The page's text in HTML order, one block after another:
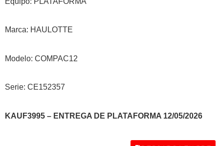
Marca: HAULOTTE
Modelo: COMPAC12
Serie: CE152357
KAUF3995 – ENTREGA DE PLATAFORMA 12/05/2026